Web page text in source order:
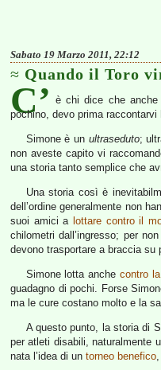
Sabato 19 Marzo 2011, 22:12
Quando il Toro
C’ è chi dice che anche
pochino, devo prima raccontarvi
Simone è un ultraseduto;
non aveste capito vi
una storia tanto semplice che
Una storia così è
dell’ordine generalmente non
suoi amici a lottare contro il
chilometri dall’ingresso; per
devono trasportare a braccia
Simone lotta anchecontro
guadagno di pochi. Forse
ma le cure costano molto e la
A questo punto, la storia di
per atleti disabili, naturalmente
nata l’idea di un torneo benefico